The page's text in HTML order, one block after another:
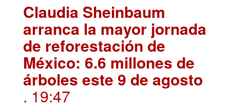
Claudia Sheinbaum
arranca la mayor jornada
de reforestación de
México: 6.6 millones de
árboles este 9 de agosto
. 19:47